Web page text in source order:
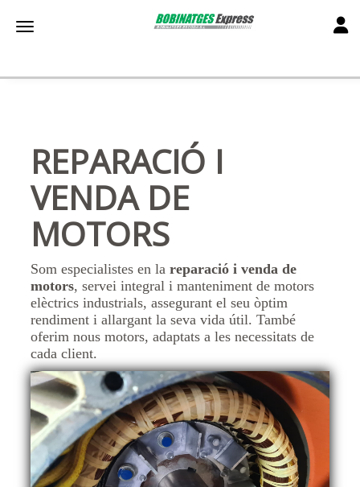
Toggle navigation
REPARACIÓ I
VENDA DE
MOTORS
Som especialistes en la reparació i venda de
motors, servei integral i manteniment de motors
elèctrics industrials, assegurant el seu òptim
rendiment i allargant la seva vida útil. També
oferim nous motors, adaptats a les necessitats de
cada client.